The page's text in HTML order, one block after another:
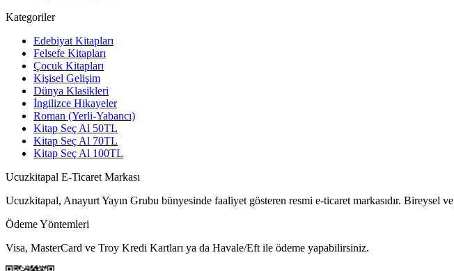
Kategoriler
Edebiyat Kitapları
Felsefe Kitapları
Çocuk Kitapları
Kişisel Gelişim
Dünya Klasikleri
İngilizce Hikayeler
Roman (Yerli-Yabancı)
Kitap Seç Al 50TL
Kitap Seç Al 70TL
Kitap Seç Al 100TL
Ucuzkitapal E-Ticaret Markası
Ucuzkitapal, Anayurt Yayın Grubu bünyesinde faaliyet gösteren resmi e-ticaret markasıdır. Bireysel ve
Ödeme Yöntemleri
Visa, MasterCard ve Troy Kredi Kartları ya da Havale/Eft ile ödeme yapabilirsiniz.